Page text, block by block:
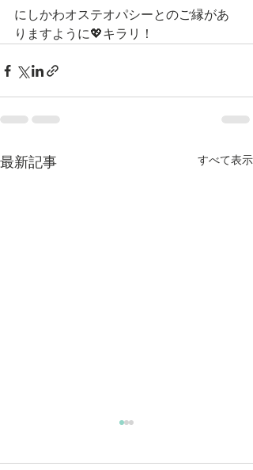
にしかわオステオパシーとのご縁があ
りますように💖キラリ！
最新記事 すべて表示